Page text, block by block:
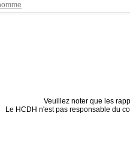
Veuillez noter que les
Le HCDH n'est pas responsable du